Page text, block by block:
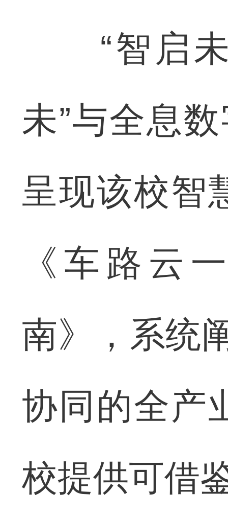
“智启未
未”与全息
呈现该校智
《车路云
南》，系统
协同的全产
校提供可借